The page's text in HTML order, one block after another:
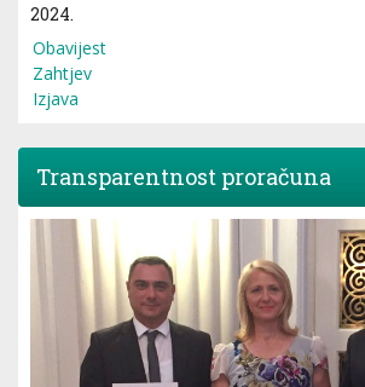
2024.
Obavijest
Zahtjev
Izjava
Transparentnost proračuna